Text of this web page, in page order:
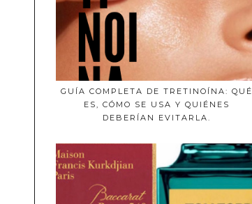
GUÍA COMPLETA DE TRETINOÍNA: QUÉ
ES, CÓMO SE USA Y QUIÉNES
DEBERÍAN EVITARLA.